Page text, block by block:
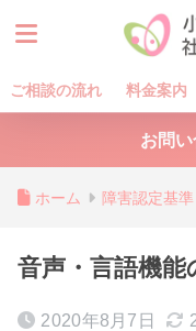
ご相談の流れ 料金案内
お問
ホーム 障害認定基準
音声・言語機能
2020年8月7日